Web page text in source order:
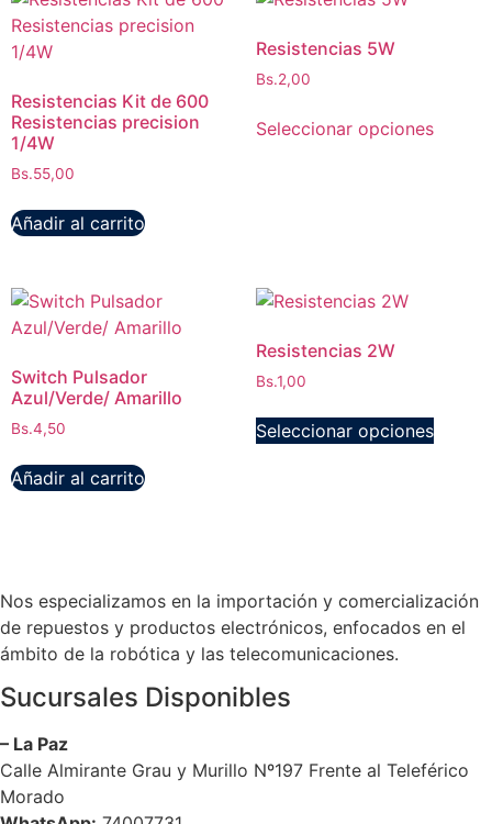
Resistencias Kit de 600
Resistencias precision
1/4W
Bs.55,00
Añadir al carrito
Resistencias 5W
Bs.2,00
Seleccionar opciones
página
Switch Pulsador
Azul/Verde/ Amarillo
Bs.4,50
Añadir al carrito
Resistencias 2W
Bs.1,00
Seleccionar opciones
Este
se
Nos especializamos en la importación y comercialización
de repuestos y productos electrónicos, enfocados en el
ámbito de la robótica y las telecomunicaciones.
Sucursales Disponibles
– La Paz
Calle Almirante Grau y Murillo Nº197 Frente al Teleférico
Morado